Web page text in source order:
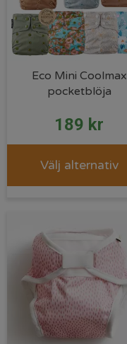
Eco Mini Coolmax
pocketblöja
189 kr
Välj alternativ